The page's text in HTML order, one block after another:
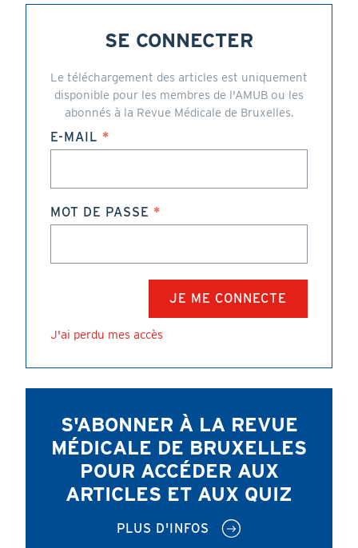
SE CONNECTER
Le téléchargement des articles est uniquement
disponible pour les membres de l'AMUB ou les
abonnés à la Revue Médicale de Bruxelles.
E-MAIL
MOT DE PASSE
J'ai perdu mes accès
S'ABONNER À LA REVUE
MÉDICALE DE BRUXELLES
POUR ACCÉDER AUX
ARTICLES ET AUX QUIZ
PLUS D'INFOS